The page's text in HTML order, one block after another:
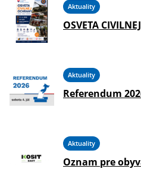
Aktuality
OSVETA
Aktuality
Referendum
Aktuality
Oznam pre